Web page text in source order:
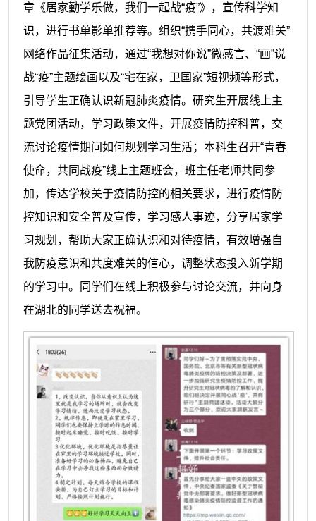
章《居家勤学乐做，我们一起战“疫”》，宣传科学知
识，进行书单影单推荐等。组织“携手同心，共渡难关”
网络作品征集活动，通过“我想对你说”微感言、“画”说
战“疫”主题绘画以及“宅在家，卫国家”短视频等形式，
引导学生正确认识新冠肺炎疫情。研究生开展线上主
题党团活动，学习政策文件，开展疫情防控科普，交
流讨论疫情期间如何规划学习生活；本科生召开“青春
使命，共同战疫”线上主题班会，班主任老师共同参
加，传达学校关于疫情防控的相关要求，进行疫情防
控知识和安全普及宣传，学习感人事迹，分享居家学
习规划，帮助大家正确认识和对待疫情，有效增强自
我防疫意识和共度难关的信心，调整状态投入新学期
的学习中。同学们在线上积极参与讨论交流，并向身
在湖北的同学送去祝福。